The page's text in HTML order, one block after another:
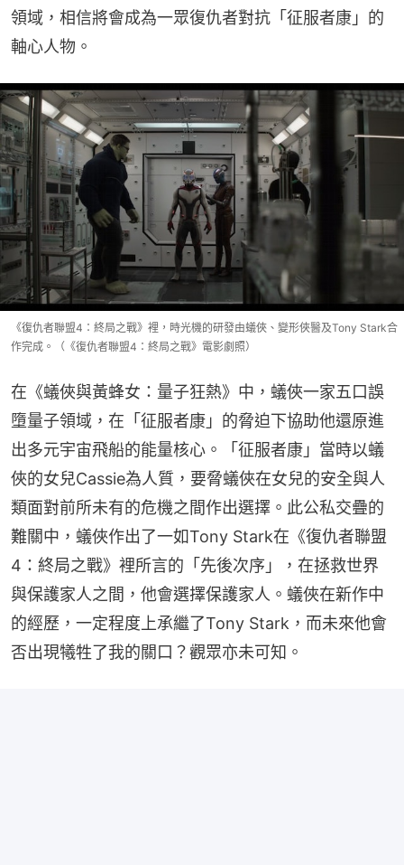
領域，相信將會成為一眾復仇者對抗「征服者康」的
軸心人物。
《復仇者聯盟4：終局之戰》裡，時光機的研發由蟻俠、變形俠醫及Tony Stark合
作完成。（《復仇者聯盟4：終局之戰》電影劇照）
在《蟻俠與黃蜂女：量子狂熱》中，蟻俠一家五口誤
墮量子領域，在「征服者康」的脅迫下協助他還原進
出多元宇宙飛船的能量核心。「征服者康」當時以蟻
俠的女兒Cassie為人質，要脅蟻俠在女兒的安全與人
類面對前所未有的危機之間作出選擇。此公私交疊的
難關中，蟻俠作出了一如Tony Stark在《復仇者聯盟
4：終局之戰》裡所言的「先後次序」，在拯救世界
與保護家人之間，他會選擇保護家人。蟻俠在新作中
的經歷，一定程度上承繼了Tony Stark，而未來他會
否出現犧牲了我的關口？觀眾亦未可知。